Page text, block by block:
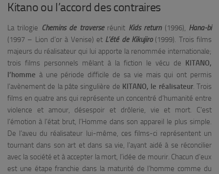
Kitano ou l’accord des contraires
La trilogie Chemins de traverseréunit Kids return(1996), Hana-bi
(1997 – Lion d’or à Venise) et L’été de Kikujiro(1999). Trois films
majeurs du réalisateur qui lui apporte la renommée internationale;
trois films personnels mêlant à la fiction le vécu de
KITANO,
l’homme à une période difficile de sa vie mais qui ont permis
l’avènement de la pâte singulière de KITANO, le réalisateur. Trois
films en quatre ans qui représente un concentré d’humanité entre
violence et amour, désespoir et drôlerie, vie et mort. C’est
l’émotion à l’état brut, l’Homme dans son appareil le plus simple.
De l’aveu du réalisateur lui-même, ces films-ci représentent un
tournant dans son art et dans sa vie, l’ayant aidé à se réconcilier
avec la société et à accepter la mort, l’idée de mourir. Chacun d’eux
est une étape franchie dans la maturité de l’homme comme du